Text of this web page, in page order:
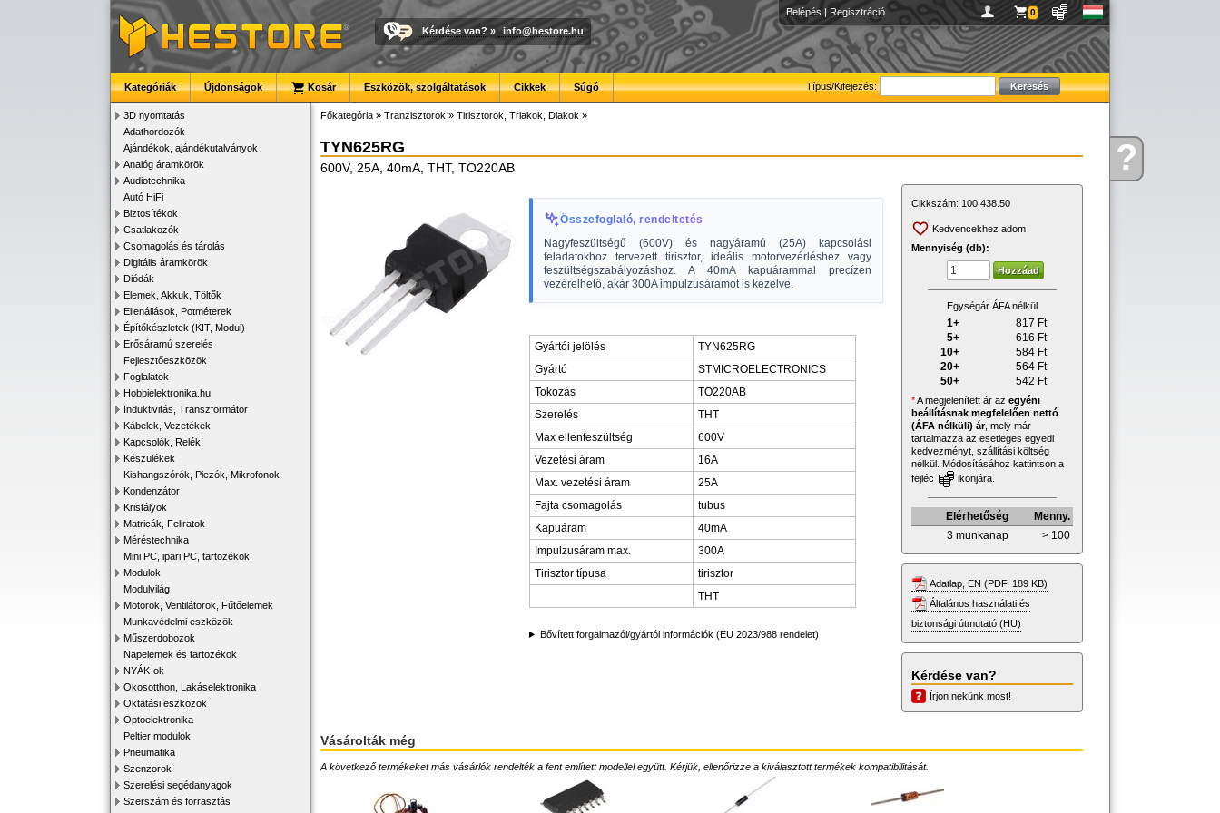
Kérdése?
Belépés | Regisztráció 0
Kérdése van? » info@hestore.hu
Típus/Kifejezés:
Kategóriák Újdonságok Kosár Eszközök, szolgáltatások Cikkek Súgó
3D nyomtatás
Adathordozók
Ajándékok, ajándékutalványok
Analóg áramkörök
Audiotechnika
Autó HiFi
Biztosítékok
Csatlakozók
Csomagolás és tárolás
Digitális áramkörök
Diódák
Elemek, Akkuk, Töltők
Ellenállások, Potméterek
Építőkészletek (KIT, Modul)
Erősáramú szerelés
Fejlesztőeszközök
Foglalatok
Hobbielektronika.hu
Induktivitás, Transzformátor
Kábelek, Vezetékek
Kapcsolók, Relék
Készülékek
Kishangszórók, Piezók, Mikrofonok
Kondenzátor
Kristályok
Matricák, Feliratok
Méréstechnika
Mini PC, ipari PC, tartozékok
Modulok
Modulvilág
Motorok, Ventilátorok, Fűtőelemek
Munkavédelmi eszközök
Műszerdobozok
Napelemek és tartozékok
NYÁK-ok
Okosotthon, Lakáselektronika
Oktatási eszközök
Optoelektronika
Peltier modulok
Pneumatika
Szenzorok
Szerelési segédanyagok
Szerszám és forrasztás
Főkategória » Tranzisztorok » Tirisztorok, Triakok, Diakok »
TYN625RG
600V, 25A, 40mA, THT, TO220AB
Összefoglaló, rendeltetés
Nagyfeszültségű (600V) és nagyáramú (25A) kapcsolási
feladatokhoz tervezett tirisztor, ideális motorvezérléshez vagy
feszültségszabályozáshoz. A 40mA kapuárammal precízen
vezérelhető, akár 300A impulzusáramot is kezelve.
Gyártói jelölés
TYN625RG
Gyártó
STMICROELECTRONICS
Tokozás
TO220AB
Szerelés
THT
Max ellenfeszültség
600V
Vezetési áram
16A
Max. vezetési áram
25A
Fajta csomagolás
tubus
Kapuáram
40mA
Impulzusáram max.
300A
Tirisztor típusa
tirisztor
THT
Bővített forgalmazói/gyártói információk (EU 2023/988 rendelet)
Cikkszám: 100.438.50
Kedvencekhez adom
Mennyiség (db):
Egységár ÁFA nélkül
1+ 817 Ft
5+
616 Ft
10+
584 Ft
20+
564 Ft
50+
542 Ft
*A megjelenített ár az egyéni
beállításnak megfelelően nettó
(ÁFA nélküli) ár, mely már
tartalmazza az esetleges egyedi
kedvezményt, szállítási költség
nélkül. Módosításához kattintson a
fejléc
ikonjára.
Elérhetőség
Menny.
3 munkanap
> 100
Adatlap, EN (PDF, 189 KB)
Általános használati és
biztonsági útmutató (HU)
Kérdése van?
Írjon nekünk most!
Vásárolták még
A következő termékeket más vásárlók rendelték a fent említett modellel együtt. Kérjük, ellenőrizze a kiválasztott termékek kompatibilitását.